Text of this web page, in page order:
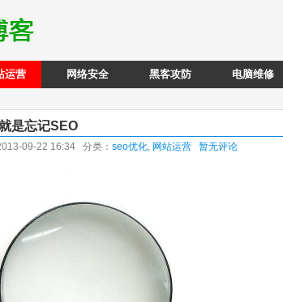
运营 网络安全 黑客攻防 电脑维修
是忘记SEO
09-22 16:34 分类： seo优化, 网站运营 暂无评论